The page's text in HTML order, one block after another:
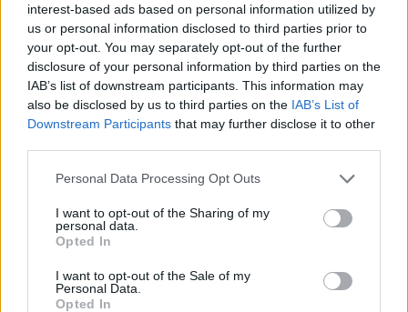
interest-based ads based on personal information utilized by
us or personal information disclosed to third parties prior to
your opt-out. You may separately opt-out of the further
disclosure of your personal information by third parties on the
IAB’s list of downstream participants. This information may
also be disclosed by us to third parties on the IAB’s List of
Downstream Participants that may further disclose it to other
Please note that this website/app uses one or more Google
not limited to your visit or usage behaviour. You may click to
grant or deny consent to Google and its third-party tags to
use your data for below specified purposes in below Google
consent section.
Personal Data Processing Opt Outs
I want to opt-out of the Sharing of my
personal data.
Opted In
I want to opt-out of the Sale of my
Personal Data.
Opted In